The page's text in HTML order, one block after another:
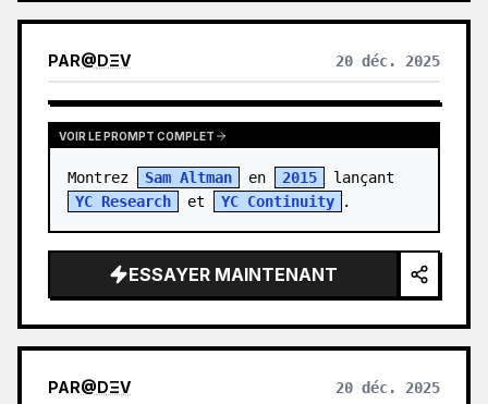
PAR@DΞV 20 déc. 2025
VOIR LE PROMPT COMPLET
Montrez Sam Altman en 2015
YC Research
et YC Continuity .
ESSAYER MAINTENANT
PAR@DΞV 20 déc. 2025